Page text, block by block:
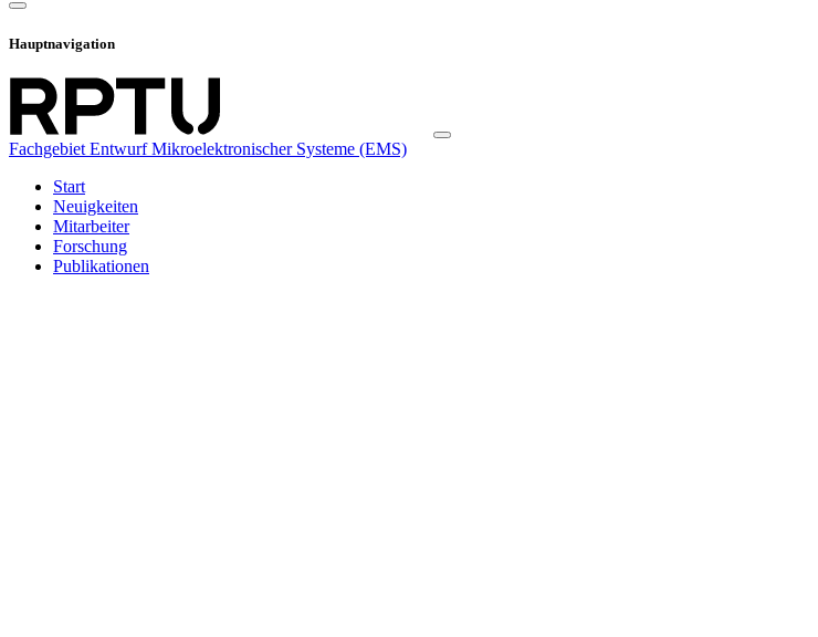
Hauptnavigation
Fachgebiet Entwurf Mikroelektronischer Systeme (EMS)
Start
Neuigkeiten
Mitarbeiter
Forschung
Publikationen